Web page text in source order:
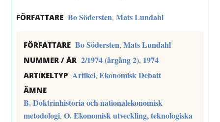
FÖRFATTARE Bo Södersten,Mats Lundahl
FÖRFATTARE Bo Södersten,Mats Lundahl
NUMMER / ÅR 2/1974 (årgång 2), 1974
ARTIKELTYP Artikel,Ekonomisk Debatt
ÄMNE
B. Doktrinhistoria och nationalekonomisk
metodologi,O. Ekonomisk utveckling, teknologiska